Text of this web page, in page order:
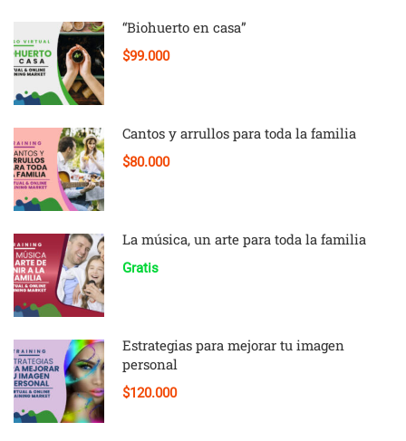
“Biohuerto en casa”
$99.000
Cantos y arrullos para toda la familia
$80.000
La música, un arte para toda la familia
Gratis
Estrategias para mejorar tu imagen
personal
$120.000